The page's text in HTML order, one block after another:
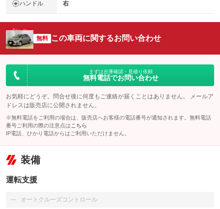
ハンドル 右
無料 この車両に関するお問い合わせ
まずは在庫確認・見積り依頼
無料電話でお問い合わせ
お気軽にどうぞ。問合せ後に何度もご連絡が届くことはありません。 メールア
ドレスは販売店に公開されません。
※無料電話をご利用の場合は、販売店へお客様の電話番号が通知されます。無料電話
番号ご利用の際の注意点は こちら
IP電話、ひかり電話からはご利用いただけません。
装備
運転支援
オートクルーズコントロール
：装備なし